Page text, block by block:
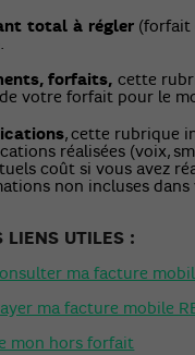
total à régler (forfait
forfaits, cette
votre forfait pour le
, cette rubrique
réalisées (voix,
coût si vous avez
non incluses
LIENS UTILES :
ma facture
ma facture mobile
mon hors forfait